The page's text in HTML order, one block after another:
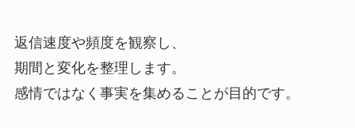
返信速度や頻度を観察し、
期間と変化を整理します。
感情ではなく事実を集めることが目的です。